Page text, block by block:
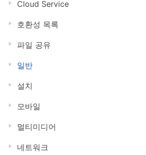
Cloud Service
호환성 목록
파일 공유
일반
설치
모바일
멀티미디어
네트워크